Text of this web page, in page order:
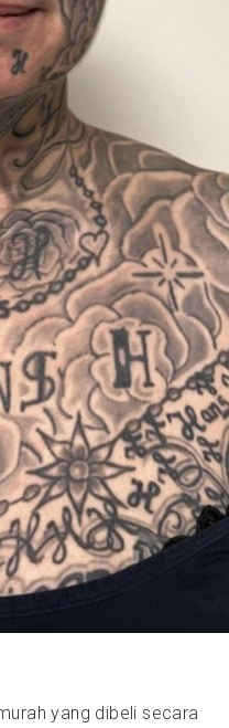
yang dibeli secara